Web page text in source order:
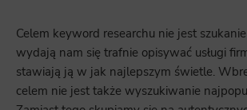
Celem keyword researchu nie jest
wydają nam się trafnie opisywać usługi
stawiają ją w jak najlepszym świetle.
celem nie jest także wyszukiwanie